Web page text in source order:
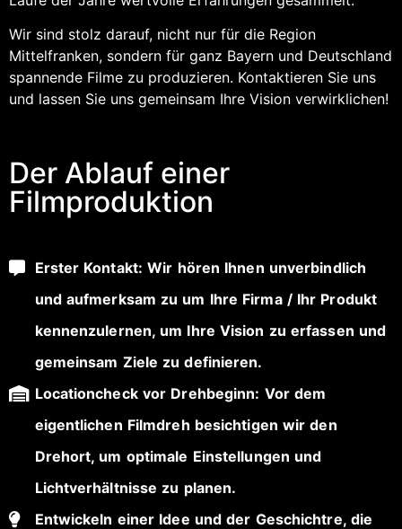
Wir sind stolz darauf, nicht nur für die Region
Mittelfranken, sondern für ganz Bayern und Deutschland
spannende Filme zu produzieren. Kontaktieren Sie uns
und lassen Sie uns gemeinsam Ihre Vision verwirklichen!
Der Ablauf einer
Filmproduktion
Erster Kontakt: Wir hören Ihnen unverbindlich
und aufmerksam zu um Ihre Firma / Ihr Produkt
kennenzulernen, um Ihre Vision zu erfassen und
gemeinsam Ziele zu definieren.
Locationcheck vor Drehbeginn: Vor dem
eigentlichen Filmdreh besichtigen wir den
Drehort, um optimale Einstellungen und
Lichtverhältnisse zu planen.
Entwickeln einer Idee und der Geschichtre, die